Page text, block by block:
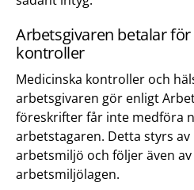
Arbetsgivaren betalar
kontroller
Medicinska kontroller och
arbetsgivaren gör enligt
föreskrifter får inte medföra
arbetstagaren. Detta styrs
arbetsmiljö och följer även
arbetsmiljölagen.